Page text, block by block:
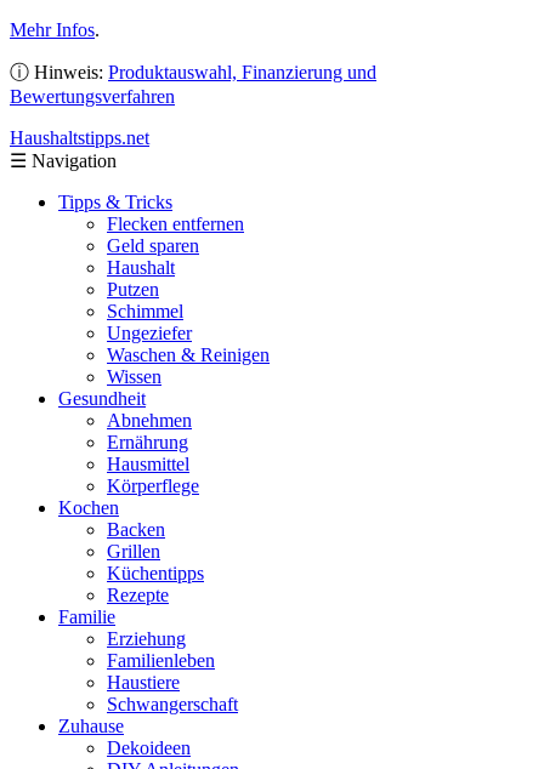
Mehr Infos.
ⓘ Hinweis: Produktauswahl, Finanzierung und
Bewertungsverfahren
Haushaltstipps.net
☰ Navigation
Tipps & Tricks
Flecken entfernen
Geld sparen
Haushalt
Putzen
Schimmel
Ungeziefer
Waschen & Reinigen
Wissen
Gesundheit
Abnehmen
Ernährung
Hausmittel
Körperflege
Kochen
Backen
Grillen
Küchentipps
Rezepte
Familie
Erziehung
Familienleben
Haustiere
Schwangerschaft
Zuhause
Dekoideen